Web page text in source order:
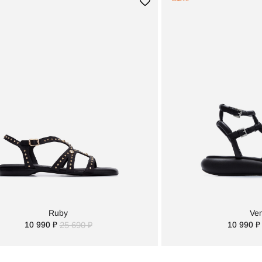
Ruby
10 990 ₽ 25 690 ₽
10 990 ₽